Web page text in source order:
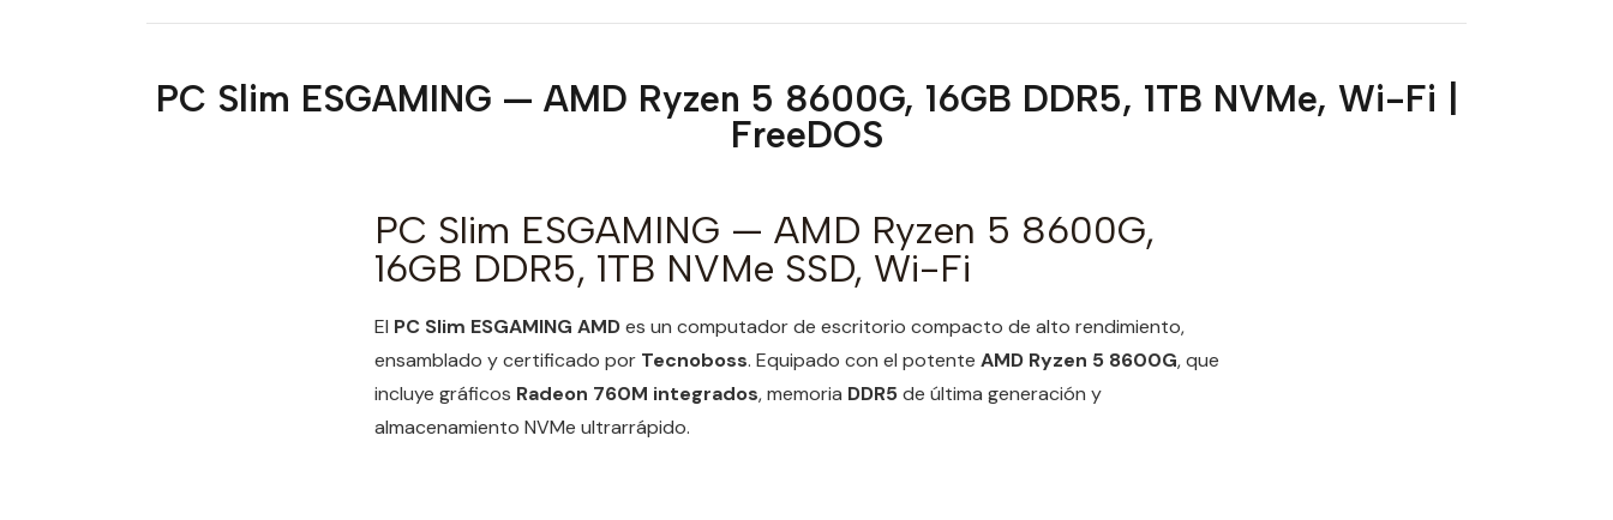
PC Slim ESGAMING — AMD Ryzen 5 8600G, 16GB DDR5, 1TB NVMe, Wi-Fi |
FreeDOS
PC Slim ESGAMING — AMD Ryzen 5 8600G,
16GB DDR5, 1TB NVMe SSD, Wi-Fi
El PC Slim ESGAMING AMDes un computador de escritorio compacto de alto rendimiento,
ensamblado y certificado por Tecnoboss. Equipado con el potente AMD Ryzen 5 8600G, que
incluye gráficos Radeon 760M integrados, memoria DDR5de última generación y
almacenamiento NVMe ultrarrápido.